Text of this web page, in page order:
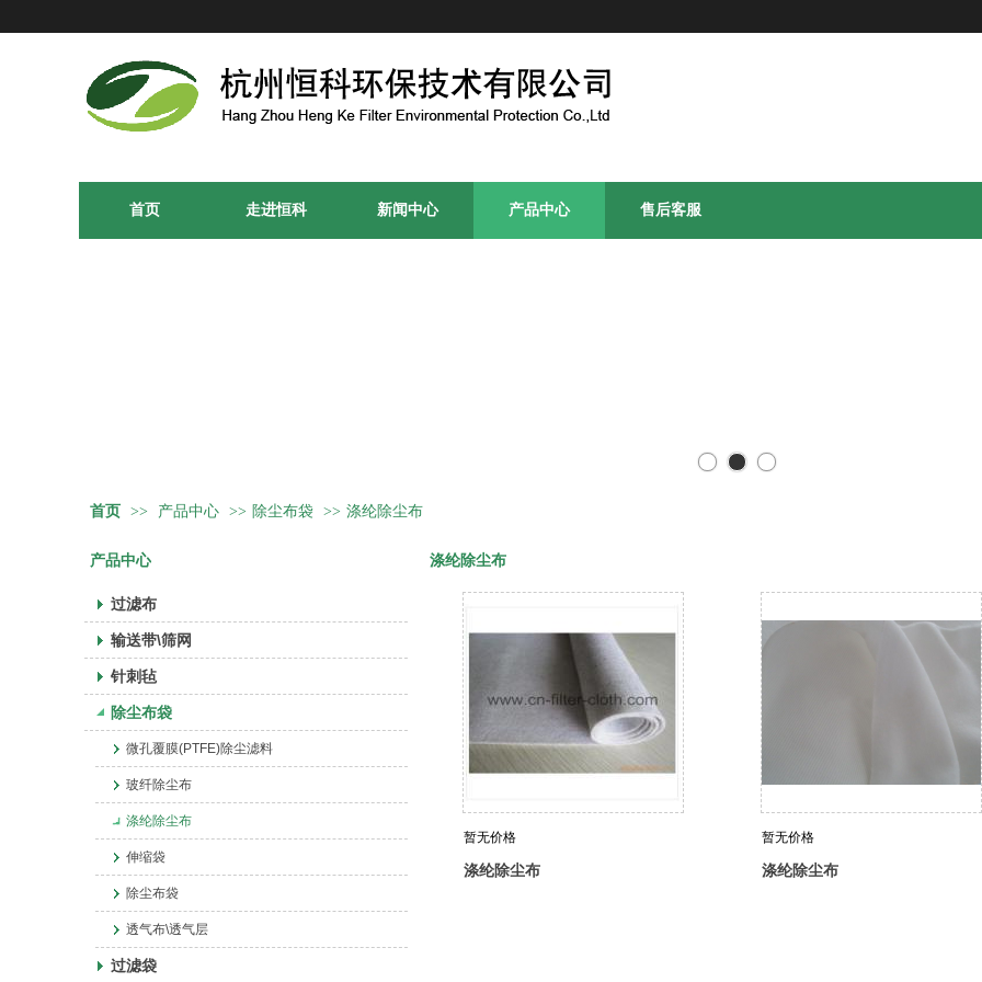
首页 走进恒科 新闻中心 产品中心 售后客服
首页 >> 产品中心 >> 除尘布袋 >> 涤纶除尘布
产品中心
过滤布
输送带\筛网
针刺毡
除尘布袋
微孔覆膜(PTFE)除尘滤料
玻纤除尘布
涤纶除尘布
伸缩袋
除尘布袋
透气布\透气层
过滤袋
涤纶除尘布
暂无价格
涤纶除尘布
暂无价格
涤纶除尘布